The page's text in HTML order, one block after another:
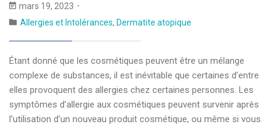
mars 19, 2023
Allergies et Intolérances, Dermatite atopique
Étant donné que les cosmétiques peuvent être un mélange
complexe de substances, il est inévitable que certaines d’entre
elles provoquent des allergies chez certaines personnes. Les
symptômes d’allergie aux cosmétiques peuvent survenir après
l’utilisation d’un nouveau produit cosmétique, ou même si vous